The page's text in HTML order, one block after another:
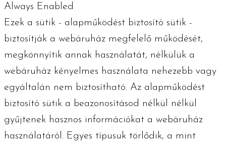
Always Enabled
Ezek a sütik - alapműködést biztosító sütik -
biztosítják a webáruház megfelelő működését,
megkönnyítik annak használatát, nélkülük a
webáruház kényelmes használata nehezebb vagy
egyáltalán nem biztosítható. Az alapműködést
biztosító sütik a beazonosításod nélkül nélkül
gyűjtenek hasznos információkat a webáruház
használatáról. Egyes típusuk törlődik, a mint